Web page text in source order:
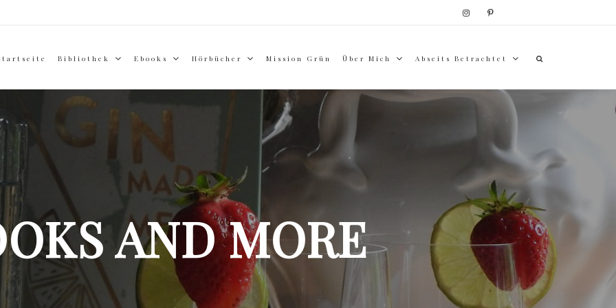
Bibliothek Ebooks Hörbücher Mission Grün Über Mich Abseits Betrachtet
AND MORE